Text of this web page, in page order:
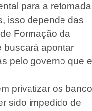
para a
isso depende das
Formação da
buscará apontar
pelo governo que
privatizar os
sido impedido de